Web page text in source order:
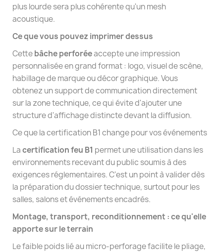
plus lourde sera plus cohérente qu'un mesh
acoustique.
Ce que vous pouvez imprimer dessus
Cettebâche perforéeaccepte une impression
personnalisée en grand format : logo, visuel de scène,
habillage de marque ou décor graphique. Vous
obtenez un support de communication directement
sur la zone technique, ce qui évite d'ajouter une
structure d'affichage distincte devant la diffusion.
Ce que la certification B1 change pour vos événements
Lacertification feu B1 permet une utilisation dans les
environnements recevant du public soumis à des
exigences réglementaires. C'est un point à valider dès
la préparation du dossier technique, surtout pour les
salles, salons et événements encadrés.
Montage, transport, reconditionnement : ce qu'elle
apporte sur le terrain
Le faible poids lié au micro-perforage facilite le pliage,